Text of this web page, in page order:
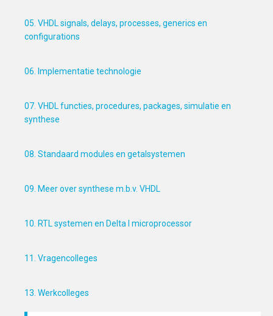
05. VHDL signals, delays, processes, generics en
configurations
06. Implementatie technologie
07. VHDL functies, procedures, packages, simulatie en
synthese
08. Standaard modules en getalsystemen
09. Meer over synthese m.b.v. VHDL
10. RTL systemen en Delta I microprocessor
11. Vragencolleges
13. Werkcolleges